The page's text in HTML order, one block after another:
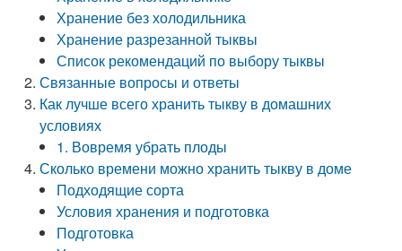
Хранение без холодильника
Хранение разрезанной тыквы
Список рекомендаций по выбору тыквы
Связанные вопросы и ответы
Как лучше всего хранить тыкву в домашних
условиях
1. Вовремя убрать плоды
Сколько времени можно хранить тыкву в доме
Подходящие сорта
Условия хранения и подготовка
Подготовка